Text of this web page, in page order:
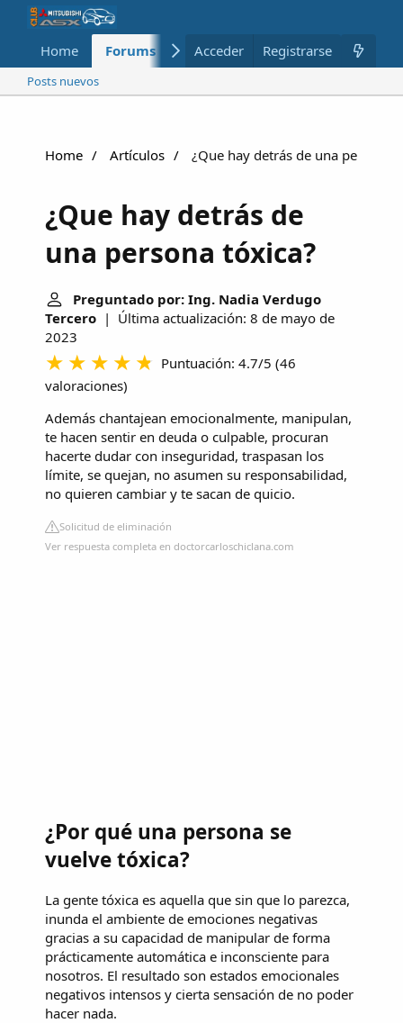
Home Forums Nuevo Miembros
Acceder Registrarse
Posts nuevos
Home Artículos ¿Que hay detrás de una persona
¿Que hay detrás de
una persona tóxica?
Preguntado por: Ing. Nadia Verdugo
Tercero | Última actualización: 8 de mayo de
2023
Puntuación: 4.7/5 (46
valoraciones)
Además chantajean emocionalmente, manipulan,
te hacen sentir en deuda o culpable, procuran
hacerte dudar con inseguridad, traspasan los
límite, se quejan, no asumen su responsabilidad,
no quieren cambiar y te sacan de quicio.
Solicitud de eliminación
Ver respuesta completa en doctorcarloschiclana.com
¿Por qué una persona se
vuelve tóxica?
La gente tóxica es aquella que sin que lo parezca,
inunda el ambiente de emociones negativas
gracias a su capacidad de manipular de forma
prácticamente automática e inconsciente para
nosotros. El resultado son estados emocionales
negativos intensos y cierta sensación de no poder
hacer nada.